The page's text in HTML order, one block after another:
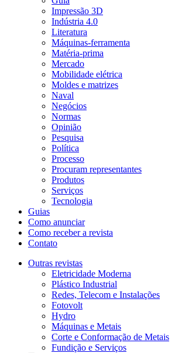
Impressão 3D
Indústria 4.0
Literatura
Máquinas-ferramenta
Matéria-prima
Mercado
Mobilidade elétrica
Moldes e matrizes
Naval
Negócios
Normas
Opinião
Pesquisa
Política
Processo
Procuram representantes
Produtos
Serviços
Tecnologia
Guias
Como anunciar
Como receber a revista
Contato
Outras revistas
Eletricidade Moderna
Plástico Industrial
Redes, Telecom e Instalações
Fotovolt
Hydro
Máquinas e Metais
Corte e Conformação de Metais
Fundição e Serviços